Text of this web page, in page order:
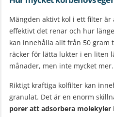
Mängden aktivt kol i ett filter
effektivt det renar och hur
kan innehålla allt från 50 gram
räcker för lätta lukter i en liten
månader, men inte mycket mer.
Riktigt kraftiga kolfilter kan
granulat. Det är en enorm
porer att adsorbera